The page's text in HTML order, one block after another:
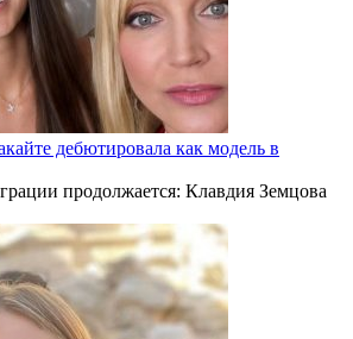
дебютировала как модель в
продолжается: Клавдия Земцова